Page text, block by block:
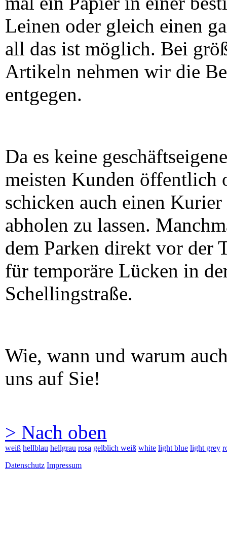
Leinen oder gleich einen
all das ist möglich. Bei
Artikeln nehmen wir die
entgegen.
Da es keine
meisten Kunden öffentlich
schicken auch einen
abholen zu lassen.
dem Parken direkt vor der
für temporäre Lücken in
Schellingstraße.
Wie, wann und warum
uns auf Sie!
> Nach oben
weiß hellblau hellgrau rosa gelblich weiß white light blue light grey
Datenschutz Impressum